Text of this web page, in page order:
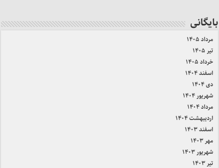
بایگانی
مرداد ۱۴۰۵
تیر ۱۴۰۵
خرداد ۱۴۰۵
اسفند ۱۴۰۴
دی ۱۴۰۴
شهریور ۱۴۰۴
مرداد ۱۴۰۴
اردیبهشت ۱۴۰۴
اسفند ۱۴۰۳
مهر ۱۴۰۳
شهریور ۱۴۰۳
تیر ۱۴۰۳